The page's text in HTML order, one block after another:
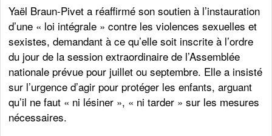
Yaël Braun-Pivet a réaffirmé son soutien à l’instauration
d’une « loi intégrale » contre les violences sexuelles et
sexistes, demandant à ce qu’elle soit inscrite à l’ordre
du jour de la session extraordinaire de l’Assemblée
nationale prévue pour juillet ou septembre. Elle a insisté
sur l’urgence d’agir pour protéger les enfants, arguant
qu’il ne faut « ni lésiner », « ni tarder » sur les mesures
nécessaires.